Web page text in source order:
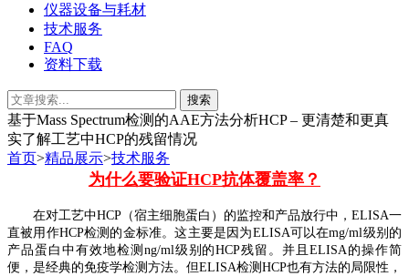
仪器设备与耗材
技术服务
FAQ
资料下载
基于Mass Spectrum检测的AAE方法分析HCP – 更清楚和更真
实了解工艺中HCP的残留情况
首页>精品展示>技术服务
为什么要验证HCP抗体覆盖率 ？
在对工艺中HCP （宿主细胞蛋白） 的监控和产品放行中，ELISA一
直被用作HCP检测的金标准。这主要是因为ELISA可以在mg/ml级别的
产品蛋白中有效地检测ng/ml级别的HCP残留。并且ELISA的操作简
便，是经典的免疫学检测方法。 但ELISA检测HCP也有方法的局限性，